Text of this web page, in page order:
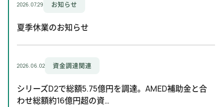
2026.07.29 お知らせ
夏季休業のお知らせ
2026.06.02 資金調達関連
シリーズD2で総額5.75億円を調達。AMED補助金と合
わせ総額約16億円超の資…